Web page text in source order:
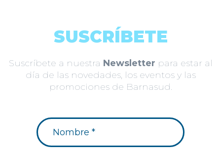
SUSCRÍBETE
Suscríbete a nuestra Newsletter para estar al
día de las novedades, los eventos y las
promociones de Barnasud.